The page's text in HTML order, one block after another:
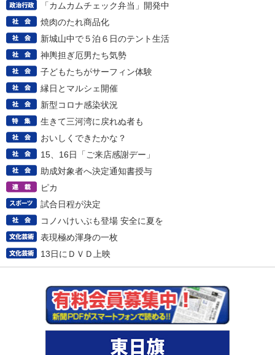
「カムカムチェック弁当」開発中
焼肉のたれ商品化
新城山中で５泊６日のテント生活
神輿担ぎ厄男たち気勢
子どもたちがサーフィン体験
縁日とマルシェ開催
新型コロナ感染状況
生きて三河湾に戻れぬ者も
おいしくできたかな？
15、16日「ご来店感謝デー」
助成対象者へ決定通知書授与
ピカ
試合日程が決定
コノハけいぶも登場 安全に夏を
表現極め渾身の一枚
13日にＤＶＤ上映